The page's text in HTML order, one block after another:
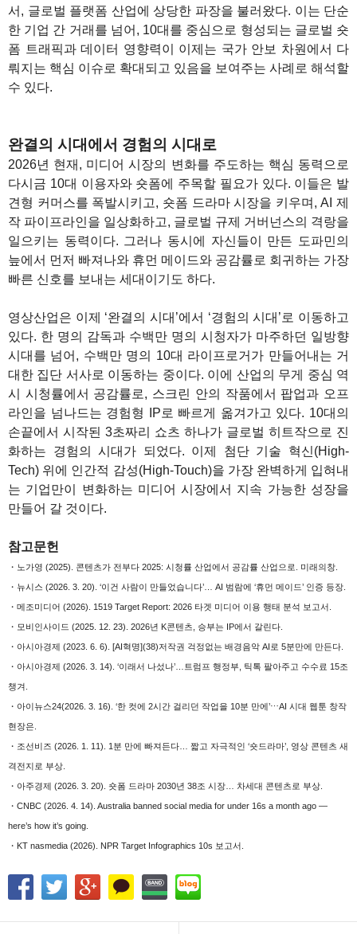
서, 글로벌 플랫폼 산업에 상당한 파장을 불러왔다. 이는 단순
한 기업 간 거래를 넘어, 10대를 중심으로 형성되는 글로벌 숏
폼 트래픽과 데이터 영향력이 이제는 국가 안보 차원에서 다
뤄지는 핵심 이슈로 확대되고 있음을 보여주는 사례로 해석할
수 있다.
완결의 시대에서 경험의 시대로
2026년 현재, 미디어 시장의 변화를 주도하는 핵심 동력으로
다시금 10대 이용자와 숏폼에 주목할 필요가 있다. 이들은 발
견형 커머스를 폭발시키고, 숏폼 드라마 시장을 키우며, AI 제
작 파이프라인을 일상화하고, 글로벌 규제 거버넌스의 격랑을
일으키는 동력이다. 그러나 동시에 자신들이 만든 도파민의
늪에서 먼저 빠져나와 휴먼 메이드와 공감률로 회귀하는 가장
빠른 신호를 보내는 세대이기도 하다.
영상산업은 이제 ‘완결의 시대’에서 ‘경험의 시대’로 이동하고
있다. 한 명의 감독과 수백만 명의 시청자가 마주하던 일방향
시대를 넘어, 수백만 명의 10대 라이프로거가 만들어내는 거
대한 집단 서사로 이동하는 중이다. 이에 산업의 무게 중심 역
시 시청률에서 공감률로, 스크린 안의 작품에서 팝업과 오프
라인을 넘나드는 경험형 IP로 빠르게 옮겨가고 있다. 10대의
손끝에서 시작된 3초짜리 쇼츠 하나가 글로벌 히트작으로 진
화하는 경험의 시대가 되었다. 이제 첨단 기술 혁신(High-
Tech) 위에 인간적 감성(High-Touch)을 가장 완벽하게 입혀내
는 기업만이 변화하는 미디어 시장에서 지속 가능한 성장을
만들어 갈 것이다.
참고문헌
・노가영 (2025). 콘텐츠가 전부다 2025: 시청률 산업에서 공감률 산업으로. 미래의창.
・뉴시스 (2026. 3. 20). ‘이건 사람이 만들었습니다’… AI 범람에 ‘휴먼 메이드’ 인증 등장.
・메조미디어 (2026). 1519 Target Report: 2026 타겟 미디어 이용 행태 분석 보고서.
・모비인사이드 (2025. 12. 23). 2026년 K콘텐츠, 승부는 IP에서 갈린다.
・아시아경제 (2023. 6. 6). [AI혁명](38)저작권 걱정없는 배경음악 AI로 5분만에 만든다.
・아시아경제 (2026. 3. 14). ‘이래서 나섰나’…트럼프 행정부, 틱톡 팔아주고 수수료 15조
챙겨.
・아이뉴스24(2026. 3. 16). ‘한 컷에 2시간 걸리던 작업을 10분 만에’⋯AI 시대 웹툰 창작
현장은.
・조선비즈 (2026. 1. 11). 1분 만에 빠져든다… 짧고 자극적인 ‘숏드라마’, 영상 콘텐츠 새
격전지로 부상.
・아주경제 (2026. 3. 20). 숏폼 드라마 2030년 38조 시장… 차세대 콘텐츠로 부상.
・CNBC (2026. 4. 14). Australia banned social media for under 16s a month ago —
here’s how it’s going.
・KT nasmedia (2026). NPR Target Infographics 10s 보고서.